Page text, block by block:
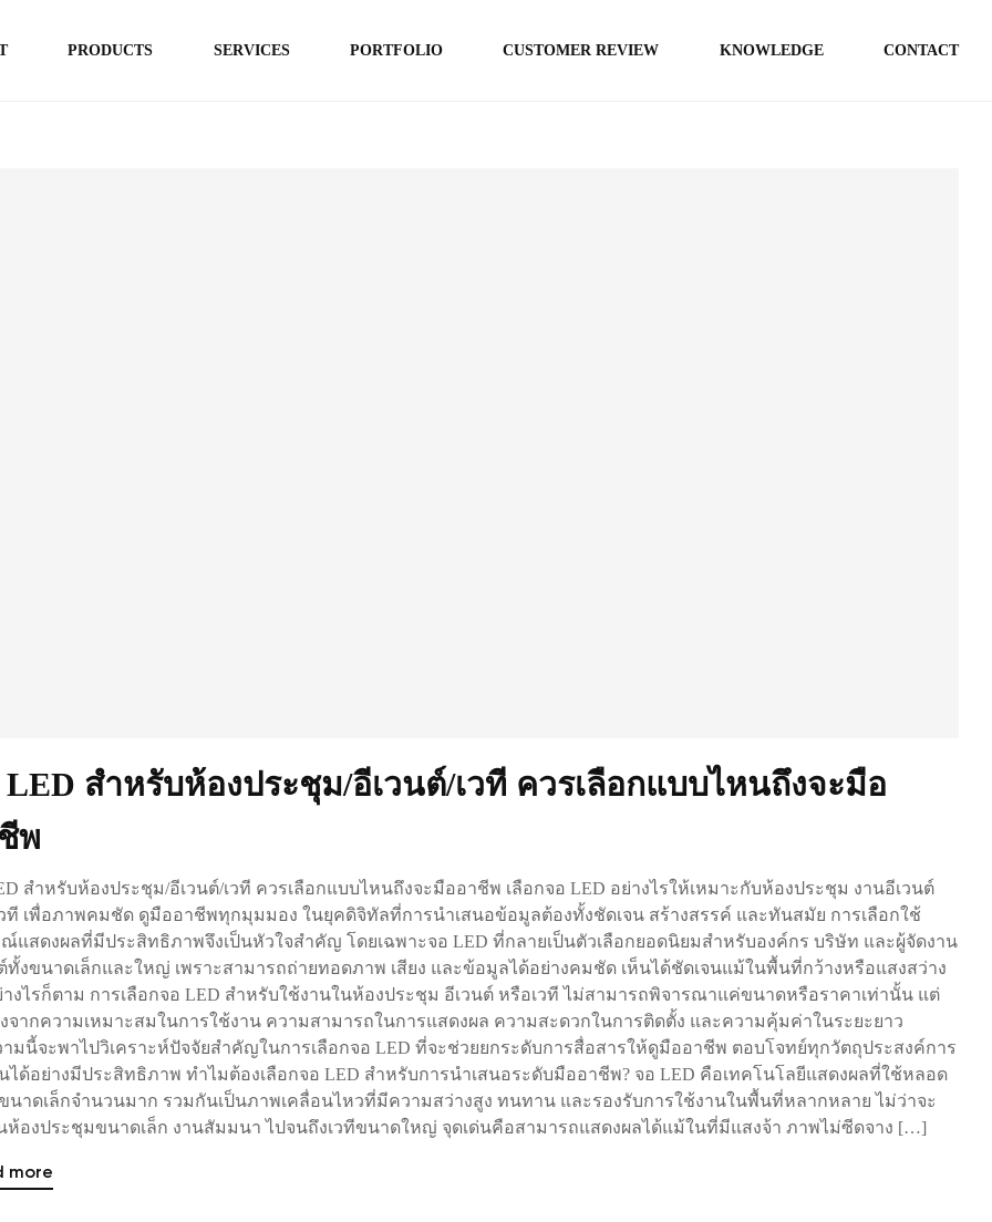
PRODUCTS SERVICES PORTFOLIO CUSTOMER REVIEW KNOWLEDGE CONTACT
สำหรับห้องประชุม/อีเวนต์/เวที ควรเลือกแบบไหนถึงจะมือ
พ
สำหรับห้องประชุม/อีเวนต์/เวที ควรเลือกแบบไหนถึงจะมืออาชีพ เลือกจอ LED อย่างไรให้เหมาะกับห้องประชุม งานอีเวนต์
ที เพื่อภาพคมชัด ดูมืออาชีพทุกมุมมอง ในยุคดิจิทัลที่การนำเสนอข้อมูลต้องทั้งชัดเจน สร้างสรรค์ และทันสมัย การเลือกใช้
แสดงผลที่มีประสิทธิภาพจึงเป็นหัวใจสำคัญ โดยเฉพาะจอ LED ที่กลายเป็นตัวเลือกยอดนิยมสำหรับองค์กร บริษัท และผู้จัดงาน
ทั้งขนาดเล็กและใหญ่ เพราะสามารถถ่ายทอดภาพ เสียง และข้อมูลได้อย่างคมชัด เห็นได้ชัดเจนแม้ในพื้นที่กว้างหรือแสงสว่าง
างไรก็ตาม การเลือกจอ LED สำหรับใช้งานในห้องประชุม อีเวนต์ หรือเวที ไม่สามารถพิจารณาแค่ขนาดหรือราคาเท่านั้น แต่
จากความเหมาะสมในการใช้งาน ความสามารถในการแสดงผล ความสะดวกในการติดตั้ง และความคุ้มค่าในระยะยาว
มนี้จะพาไปวิเคราะห์ปัจจัยสำคัญในการเลือกจอ LED ที่จะช่วยยกระดับการสื่อสารให้ดูมืออาชีพ ตอบโจทย์ทุกวัตถุประสงค์การ
ได้อย่างมีประสิทธิภาพ ทำไมต้องเลือกจอ LED สำหรับการนำเสนอระดับมืออาชีพ? จอ LED คือเทคโนโลยีแสดงผลที่ใช้หลอด
นาดเล็กจำนวนมาก รวมกันเป็นภาพเคลื่อนไหวที่มีความสว่างสูง ทนทาน และรองรับการใช้งานในพื้นที่หลากหลาย ไม่ว่าจะ
ห้องประชุมขนาดเล็ก งานสัมมนา ไปจนถึงเวทีขนาดใหญ่ จุดเด่นคือสามารถแสดงผลได้แม้ในที่มีแสงจ้า ภาพไม่ซีดจาง […]
more